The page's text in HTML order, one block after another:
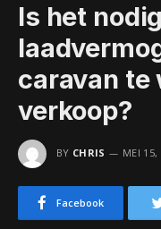
Is het
caravan te
verkoop?
BY CHRIS MEI 15,
Facebook